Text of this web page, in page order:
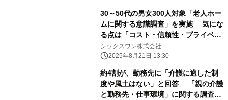
30～50代の男女300人対象「老人ホー
ムに関する意識調査」を実施 気にな
る点は「コスト・信頼性・プライベー
トの確保」
シックスワン株式会社
2025年8月21日 13:30
約4割が、勤務先に「介護に適した制
度や風土はない」と回答 「親の介護
と勤務先・仕事環境」に関する調査